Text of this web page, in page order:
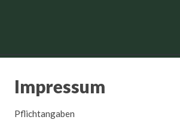
Mitgliedschaft
Gebührenübersicht
Aufnahmeantrag
Impressum
Pflichtangaben